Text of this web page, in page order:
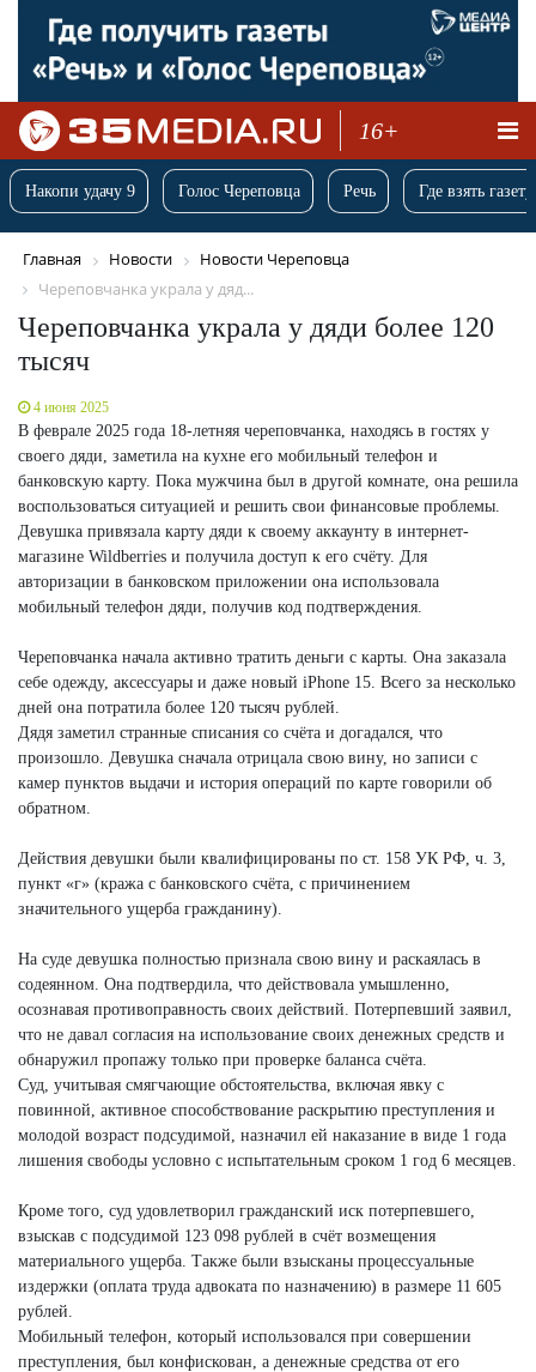
16+
Накопи удачу 9 Голос Череповца Речь Где взять
Главная Новости
Новости Череповца
Череповчанка украла у дяд...
Череповчанка украла у дяди более 120
тысяч
4 июня 2025
В феврале 2025 года 18-летняя череповчанка, находясь в гостях у
своего дяди, заметила на кухне его мобильный телефон и
банковскую карту. Пока мужчина был в другой комнате, она решила
воспользоваться ситуацией и решить свои финансовые проблемы.
Девушка привязала карту дяди к своему аккаунту в интернет-
магазине Wildberries и получила доступ к его счёту. Для
авторизации в банковском приложении она использовала
мобильный телефон дяди, получив код подтверждения.
Череповчанка начала активно тратить деньги с карты. Она заказала
себе одежду, аксессуары и даже новый iPhone 15. Всего за несколько
дней она потратила более 120 тысяч рублей.
Дядя заметил странные списания со счёта и догадался, что
произошло. Девушка сначала отрицала свою вину, но записи с
камер пунктов выдачи и история операций по карте говорили об
обратном.
Действия девушки были квалифицированы по ст. 158 УК РФ, ч. 3,
пункт «г» (кража с банковского счёта, с причинением
значительного ущерба гражданину).
На суде девушка полностью признала свою вину и раскаялась в
содеянном. Она подтвердила, что действовала умышленно,
осознавая противоправность своих действий. Потерпевший заявил,
что не давал согласия на использование своих денежных средств и
обнаружил пропажу только при проверке баланса счёта.
Суд, учитывая смягчающие обстоятельства, включая явку с
повинной, активное способствование раскрытию преступления и
молодой возраст подсудимой, назначил ей наказание в виде 1 года
лишения свободы условно с испытательным сроком 1 год 6 месяцев.
Кроме того, суд удовлетворил гражданский иск потерпевшего,
взыскав с подсудимой 123 098 рублей в счёт возмещения
материального ущерба. Также были взысканы процессуальные
издержки (оплата труда адвоката по назначению) в размере 11 605
рублей.
Мобильный телефон, который использовался при совершении
преступления, был конфискован, а денежные средства от его